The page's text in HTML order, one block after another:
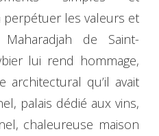
perpétuer les valeurs et
de Saint-
lui rend hommage,
architectural qu’il avait
palais dédié aux vins,
chaleureuse maison